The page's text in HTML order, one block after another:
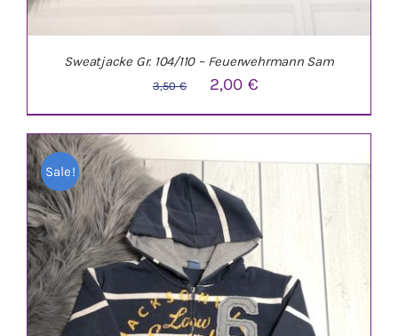
IN DEN WARENKORB / DETAILS
Sweatjacke Gr. 104/110 – Feuerwehrmann Sam
3,50€
Ursprünglicher
Preis
3,50 €
2,00€
Preis
Sale!